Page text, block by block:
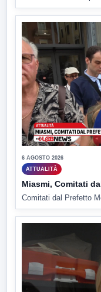
6 AGOSTO 2026
ATTUALITÀ
Miasmi, Comitati
Comitati dal Prefetto